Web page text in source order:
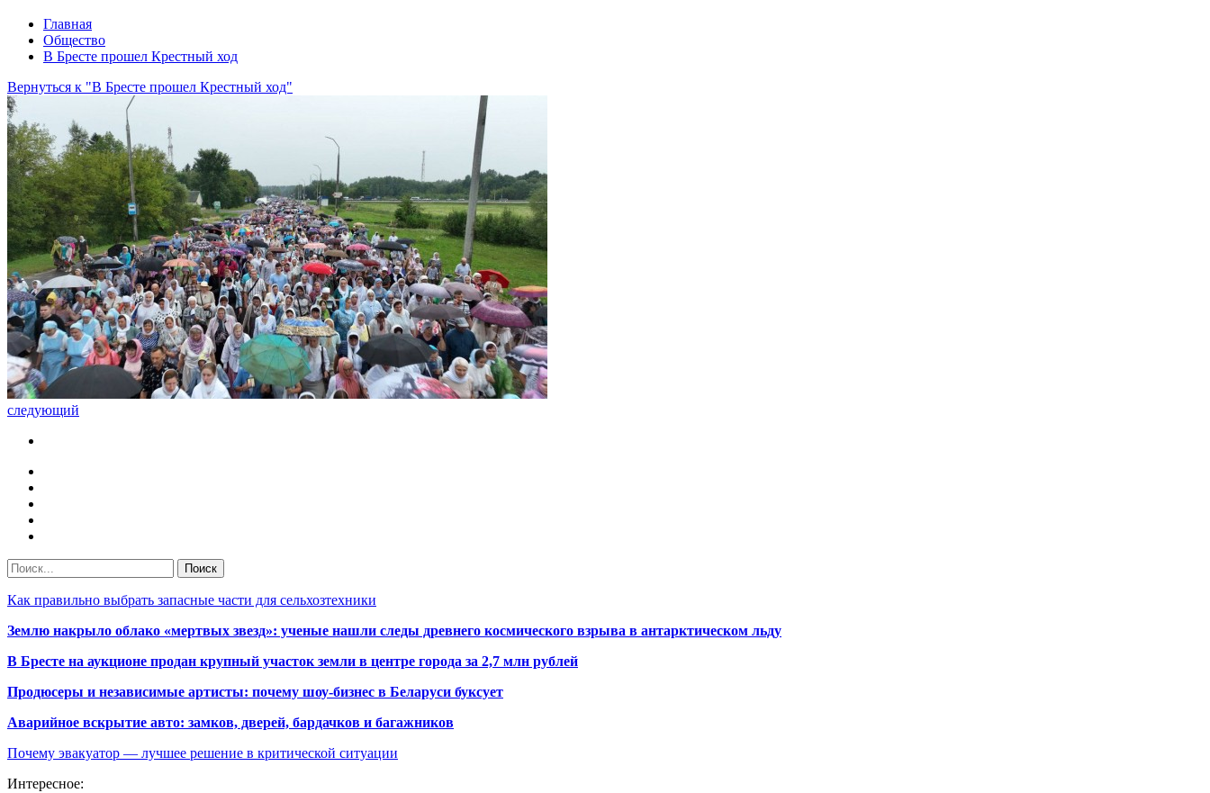
Главная
Общество
В Бресте прошел Крестный ход
Вернуться к "В Бресте прошел Крестный ход"
следующий
Как правильно выбрать запасные части для сельхозтехники
Землю накрыло облако «мертвых звезд»: ученые нашли следы древнего космического взрыва в антарктическом льду
В Бресте на аукционе продан крупный участок земли в центре города за 2,7 млн рублей
Продюсеры и независимые артисты: почему шоу-бизнес в Беларуси буксует
Аварийное вскрытие авто: замков, дверей, бардачков и багажников
Почему эвакуатор — лучшее решение в критической ситуации
Интересное: